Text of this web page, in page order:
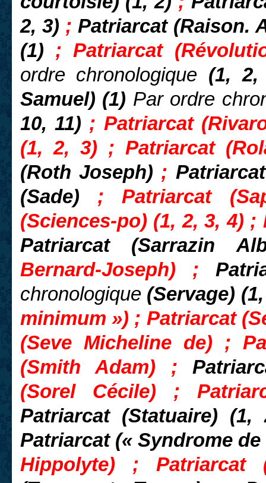
2, 3) ; Patriarcat (Raison.
(1) ; Patriarcat
ordre chronologique (1,
Samuel) (1) Par ordre
10, 11) ; Patriarcat
(1, 2, 3) ; Patriarcat
(Roth Joseph) ;
(Sade) ; Patriarcat
(Sciences-po) (1, 2, 3, 4)
Patriarcat (Sarrazin
Bernard-Joseph) ;
chronologique(Servage) (1,
minimum ») ; Patriarcat
(Seve Micheline de) ;
(Smith Adam) ;
(Sorel Cécile) ;
Patriarcat (Statuaire)
Patriarcat (« Syndrome
Hippolyte) ;